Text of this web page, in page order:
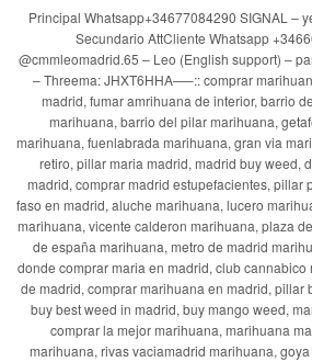
Principal Whatsapp+34677084290 SIGNAL –
Secundario AttCliente Whatsapp
@cmmleomadrid.65 – Leo (English support) –
– Threema: JHXT6HHA—–:: comprar
madrid, fumar amrihuana de interior, barrio
marihuana, barrio del pilar marihuana,
marihuana, fuenlabrada marihuana, gran via
retiro, pillar maria madrid, madrid buy weed,
madrid, comprar madrid estupefacientes, pillar
faso en madrid, aluche marihuana, lucero
marihuana, vicente calderon marihuana, plaza
de españa marihuana, metro de madrid
donde comprar maria en madrid, club
de madrid, comprar marihuana en madrid, pillar
buy best weed in madrid, buy mango weed,
comprar la mejor marihuana, marihuana
marihuana, rivas vaciamadrid marihuana,